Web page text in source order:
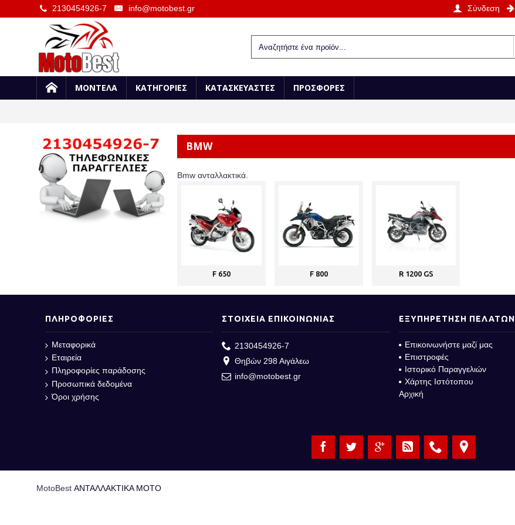
2130454926-7 info@motobest.gr Σύνδεση
ΜΟΝΤΕΛΑ ΚΑΤΗΓΟΡΙΕΣ ΚΑΤΑΣΚΕΥΑΣΤΕΣ ΠΡΟΣΦΟΡΕΣ
BMW
Bmw ανταλλακτικά.
F 650 F 800 R 1200 GS
ΠΛΗΡΟΦΟΡΙΕΣ
Μεταφορικά
Εταιρεία
Πληροφορίες παράδοσης
Προσωπικά δεδομένα
Όροι χρήσης
ΣΤΟΙΧΕΙΑ ΕΠΙΚΟΙΝΩΝΙΑΣ
2130454926-7
Θηβών 298 Αιγάλεω
info@motobest.gr
ΕΞΥΠΗΡΕΤΗΣΗ ΠΕΛΑΤΩΝ
Επικοινωνήστε μαζί μας
Επιστροφές
Ιστορικό Παραγγελιών
Χάρτης Ιστότοπου
Αρχική
MotoBest ΑΝΤΑΛΛΑΚΤΙΚΑ ΜΟΤΟ